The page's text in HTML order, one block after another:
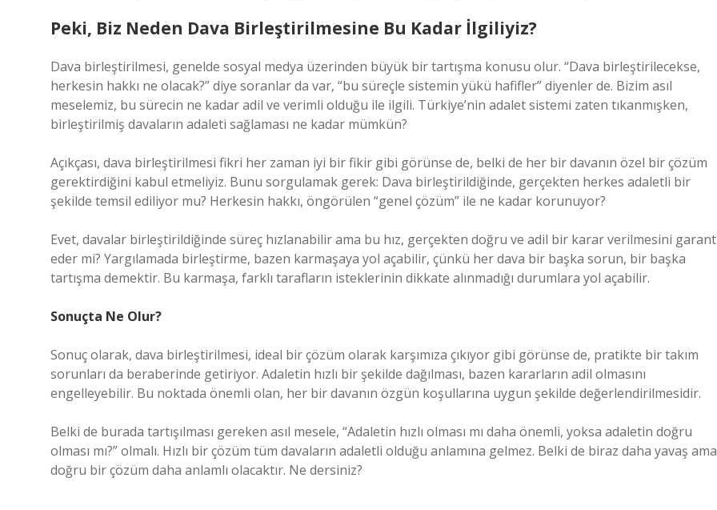
Peki, Biz Neden Dava Birleştirilmesine Bu Kadar İlgiliyiz?
Dava birleştirilmesi, genelde sosyal medya üzerinden büyük bir tartışma konusu olur. “Dava birleştirilecekse,
herkesin hakkı ne olacak?” diye soranlar da var, “bu süreçle sistemin yükü hafifler” diyenler de. Bizim asıl
meselemiz, bu sürecin ne kadar adil ve verimli olduğu ile ilgili. Türkiye’nin adalet sistemi zaten tıkanmışken,
birleştirilmiş davaların adaleti sağlaması ne kadar mümkün?
Açıkçası, dava birleştirilmesi fikri her zaman iyi bir fikir gibi görünse de, belki de her bir davanın özel bir çözüm
gerektirdiğini kabul etmeliyiz. Bunu sorgulamak gerek: Dava birleştirildiğinde, gerçekten herkes adaletli bir
şekilde temsil ediliyor mu? Herkesin hakkı, öngörülen “genel çözüm” ile ne kadar korunuyor?
Evet, davalar birleştirildiğinde süreç hızlanabilir ama bu hız, gerçekten doğru ve adil bir karar verilmesini
eder mi? Yargılamada birleştirme, bazen karmaşaya yol açabilir, çünkü her dava bir başka sorun, bir başka
tartışma demektir. Bu karmaşa, farklı tarafların isteklerinin dikkate alınmadığı durumlara yol açabilir.
Sonuçta Ne Olur?
Sonuç olarak, dava birleştirilmesi, ideal bir çözüm olarak karşımıza çıkıyor gibi görünse de, pratikte bir takım
sorunları da beraberinde getiriyor. Adaletin hızlı bir şekilde dağılması, bazen kararların adil olmasını
engelleyebilir. Bu noktada önemli olan, her bir davanın özgün koşullarına uygun şekilde değerlendirilmesidir.
Belki de burada tartışılması gereken asıl mesele, “Adaletin hızlı olması mı daha önemli, yoksa adaletin doğru
olması mı?” olmalı. Hızlı bir çözüm tüm davaların adaletli olduğu anlamına gelmez. Belki de biraz daha yavaş ama
doğru bir çözüm daha anlamlı olacaktır. Ne dersiniz?